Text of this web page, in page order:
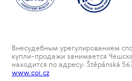
Внесудебным урегулированием
купли-продажи занимается
находится по адресу: Štěpánská
www.coi.cz